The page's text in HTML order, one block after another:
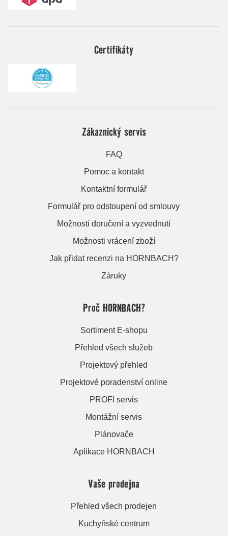
Certifikáty
Zákaznický servis
FAQ
Pomoc a kontakt
Kontaktní formulář
Formulář pro odstoupení od smlouvy
Možnosti doručení a vyzvednutí
Možnosti vrácení zboží
Jak přidat recenzi na HORNBACH?
Záruky
Proč HORNBACH?
Sortiment E-shopu
Přehled všech služeb
Projektový přehled
Projektové poradenství online
PROFI servis
Montážní servis
Plánovače
Aplikace HORNBACH
Vaše prodejna
Přehled všech prodejen
Kuchyňské centrum